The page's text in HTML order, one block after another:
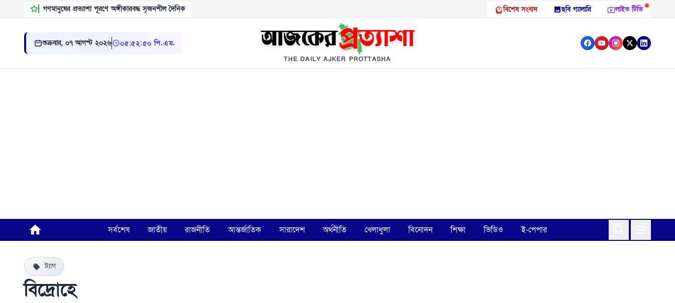
গণমানুষের প্রত্যাশা পূরণে অঙ্গীকারবদ্ধ সৃজনশীল দৈনিক বিশেষ সংবাদ ছবি গ্যালারি লাইভ টিভি
শুক্রবার, ০৭ আগস্ট ২০২৬ ০৫ ৫২ ৫১ পি.এম.
THE DAILY AJKER PROTTASHA
সর্বশেষ জাতীয় রাজনীতি আন্তর্জাতিক সারাদেশ অর্থনীতি খেলাধুলা বিনোদন শিক্ষা ভিডিও ই-পেপার
ট্যাগ
বিদ্রোহে